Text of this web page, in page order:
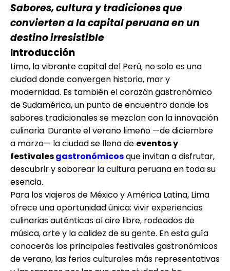
Sabores, cultura y tradiciones que
convierten a la capital peruana en un
destino irresistible
Introducción
Lima, la vibrante capital del Perú, no solo es una
ciudad donde convergen historia, mar y
modernidad. Es también el corazón gastronómico
de Sudamérica, un punto de encuentro donde los
sabores tradicionales se mezclan con la innovación
culinaria. Durante el verano limeño —de diciembre
a marzo— la ciudad se llena de eventos y
festivalesgastronómicosque invitan a disfrutar,
descubrir y saborear la cultura peruana en toda su
esencia.
Para los viajeros de México y América Latina, Lima
ofrece una oportunidad única: vivir experiencias
culinarias auténticas al aire libre, rodeados de
música, arte y la calidez de su gente. En esta guía
conocerás los principales festivales gastronómicos
de verano, las ferias culturales más representativas